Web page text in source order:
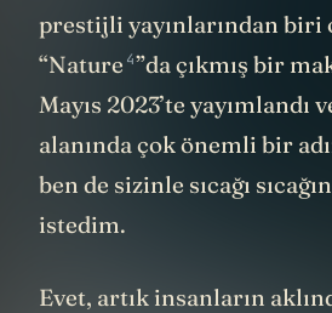
prestijli yayınlarından biri
“Nature 4”da çıkmış bir
Mayıs 2023’te yayımlandı
alanında çok önemli bir
ben de sizinle sıcağı
istedim.
Evet, artık insanların